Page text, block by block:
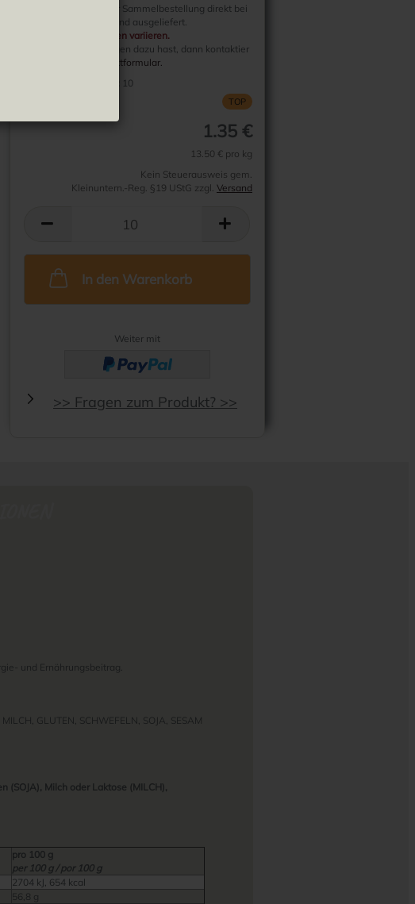
Dieser Artikel wird per Sammelbestellung direkt bei
m Hersteller bestellt und ausgeliefert.
Die Lieferzeiten können variieren.
Wenn du weitere Fragen dazu hast, dann kontaktier
Kontaktformular.
10
TOP
1.35 €
13.50 € pro kg
Kein Steuerausweis gem.
Kleinuntern.-Reg. §19 UStG zzgl. Versand
In den Warenkorb
Weiter mit
>> Fragen zum Produkt? >>
und Ernährungsbeitrag.
GLUTEN, SCHWEFELN, SOJA, SESAM
(SOJA), Milch oder Laktose (MILCH),
pro 100 g
per 100 g / por 100 g
2704 kJ, 654 kcal
56,8 g